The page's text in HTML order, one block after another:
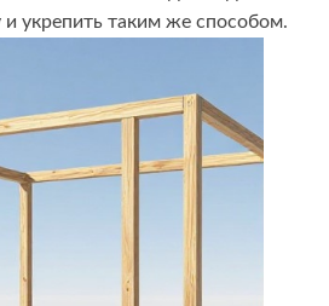
и укрепить таким же способом.